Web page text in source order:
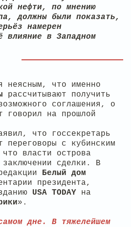
нефти, по мнению
должны были показать,
намерен
влияние в Западном
неясным, что именно
рассчитывают получить
соглашения, о
говорил на прошлой
что госсекретарь
переговоры с кубинским
власти острова
заключении сделки. В
Белый дом
президента,
USA TODAY на
».
дне. В тяжелейшем